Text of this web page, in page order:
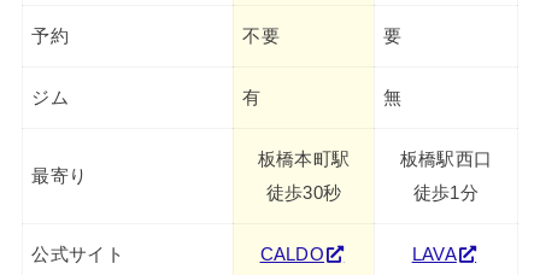
予約 不要 要
ジム 有 無
最寄り
板橋本町駅
徒歩30秒
板橋駅西口
徒歩1分
公式サイト CALDO LAVA